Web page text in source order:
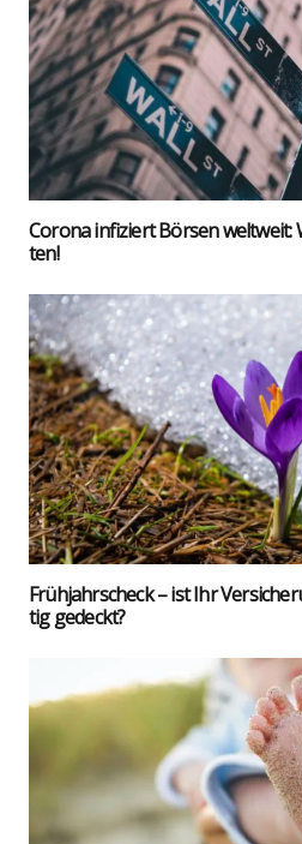
Coro­na infi­ziert Bör­sen welt­weit:
ten!
Früh­jahrs­check – ist Ihr
tig gedeckt?